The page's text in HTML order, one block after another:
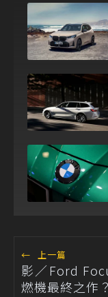
← 上一篇
影／Ford
燃機最終之作？